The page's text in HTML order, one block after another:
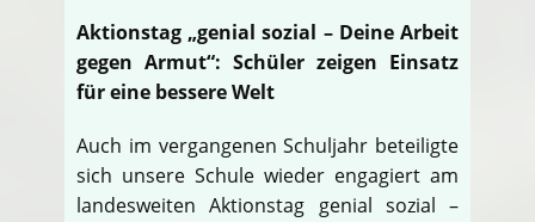
Aktionstag „genial sozial – Deine Arbeit
gegen Armut“: Schüler zeigen Einsatz
für eine bessere Welt
Auch im vergangenen Schuljahr beteiligte
sich unsere Schule wieder engagiert am
landesweiten Aktionstag genial sozial –